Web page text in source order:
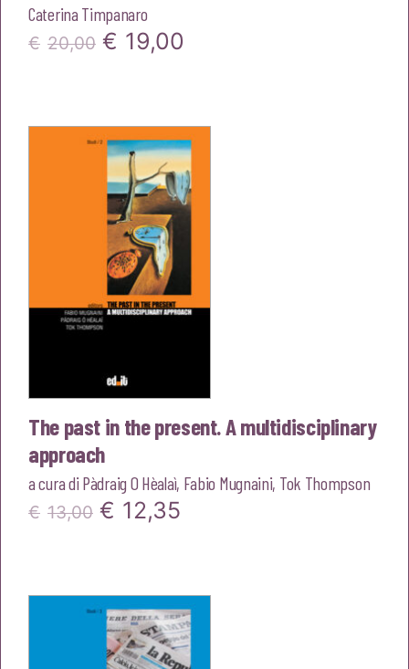
Caterina Timpanaro
€ 20,00 Il
era:
€20,00.
€ 19,00
è:
€19,00.
The past in the present. A multidisciplinary
approach
a cura di Pàdraig O Hèalaì, Fabio Mugnaini, Tok Thompson
€ 13,00 Il
era:
€13,00.
€ 12,35
è:
€12,35.